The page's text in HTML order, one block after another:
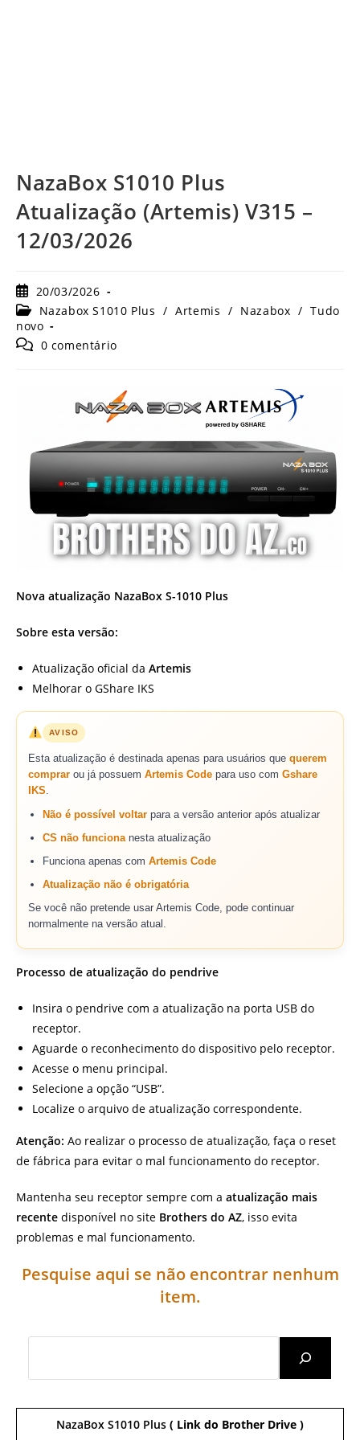
NazaBox S1010 Plus
Atualização (Artemis) V315 –
12/03/2026
Post
publicado:
20/03/2026
Categoria
do
post:
Nazabox S1010 Plus / Artemis / Nazabox / Tudo
novo
Comentários
0 comentário
Nova atualização NazaBox S-1010 Plus
Sobre esta versão:
Atualização oficial da Artemis
Melhorar o GShare IKS
AVISO
Esta atualização é destinada apenas para usuários que querem
comprar ou já possuem Artemis Code para uso com Gshare
IKS.
Não é possível voltar para a versão anterior após atualizar
CS não funcionanesta atualização
Funciona apenas com Artemis Code
Atualização não é obrigatória
Se você não pretende usar Artemis Code, pode continuar
normalmente na versão atual.
Processo de atualização do pendrive
Insira o pendrive com a atualização na porta USB do
receptor.
Aguarde o reconhecimento do dispositivo pelo receptor.
Acesse o menu principal.
Selecione a opção “USB”.
Localize o arquivo de atualização correspondente.
Atenção: Ao realizar o processo de atualização, faça o reset
de fábrica para evitar o mal funcionamento do receptor.
Mantenha seu receptor sempre com a atualização mais
recente disponível no site Brothers do AZ, isso evita
problemas e mal funcionamento.
Pesquise aqui se não encontrar nenhum
item.
NazaBox S1010 Plus ( Link do Brother Drive )